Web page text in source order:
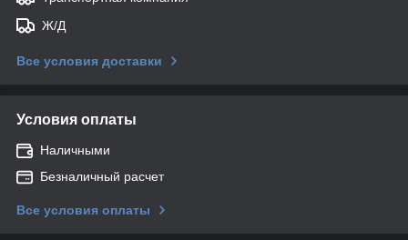
Ж/Д
Все условия доставки
Условия оплаты
Наличными
Безналичный расчет
Все условия оплаты